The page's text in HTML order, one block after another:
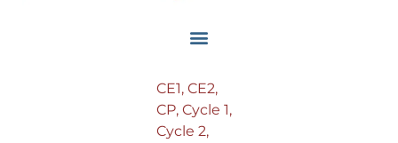
CE1,CE2,
CP,Cycle 1,
Cycle 2,